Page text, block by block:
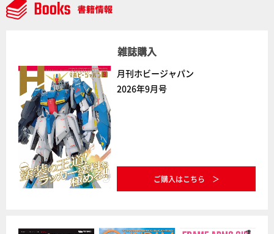
中】
雑誌購入
月刊ホビージャパン
2026年9月号
ご購入はこちら